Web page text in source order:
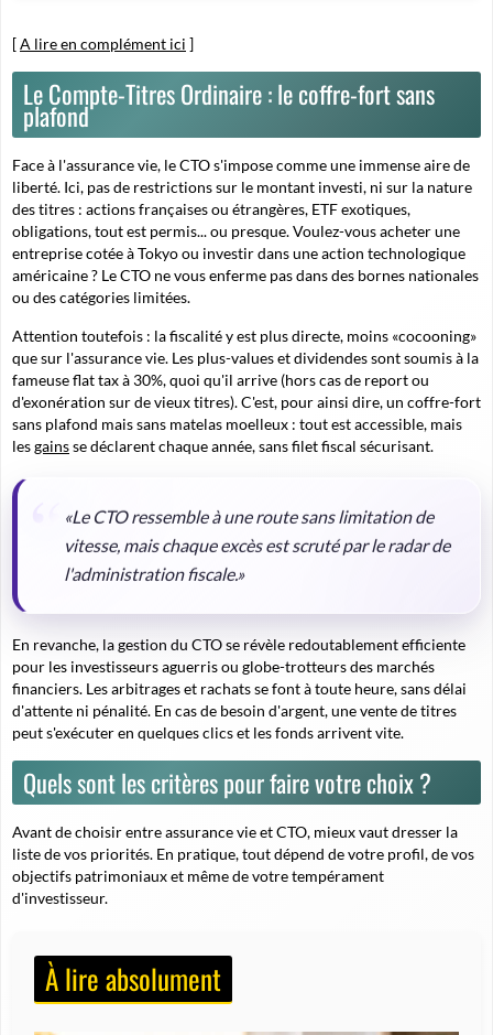
[A lire en complément ici ]
Le Compte-Titres Ordinaire : le coffre-fort sans
plafond
Face à l'assurance vie, le CTO s'impose comme une immense aire de
liberté. Ici, pas de restrictions sur le montant investi, ni sur la nature
des titres : actions françaises ou étrangères, ETF exotiques,
obligations, tout est permis... ou presque. Voulez-vous acheter une
entreprise cotée à Tokyo ou investir dans uneaction technologique
américaine? Le CTO ne vous enferme pas dans des bornes nationales
ou des catégories limitées.
Attention toutefois : la fiscalité y est plus directe, moins «cocooning»
que sur l'assurance vie. Les plus-values et dividendes sont soumis à la
fameuse flat tax à 30%, quoi qu'il arrive (hors cas de report ou
d'exonération sur de vieux titres). C'est, pour ainsi dire, un coffre-fort
sans plafond mais sans matelas moelleux : tout est accessible, mais
lesgainsse déclarent chaque année, sans filet fiscal sécurisant.
«Le CTO ressemble à une route sans limitation de
vitesse, mais chaque excès est scruté par le radar de
l'administration fiscale.»
En revanche, la gestion du CTO se révèle redoutablement efficiente
pour les investisseurs aguerris ou globe-trotteurs des marchés
financiers. Les arbitrages et rachats se font à toute heure, sans délai
d'attente ni pénalité. En cas de besoin d'argent, une vente de titres
peut s'exécuter en quelques clics et les fonds arrivent vite.
Quels sont les critères pour faire votre choix ?
Avant de choisir entre assurance vie et CTO, mieux vaut dresser la
liste de vos priorités. En pratique, tout dépend de votre profil, de vos
objectifs patrimoniaux et même de votre tempérament
d'investisseur.
À lire absolument